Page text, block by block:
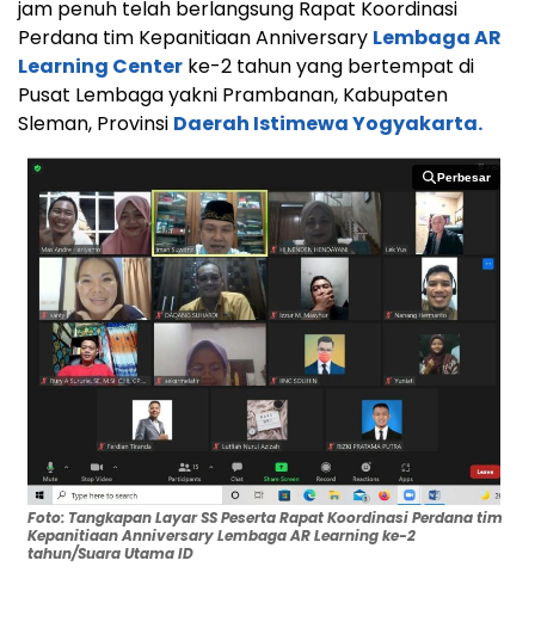
jam penuh telah berlangsung Rapat Koordinasi
Perdana tim Kepanitiaan Anniversary Lembaga AR
Learning Center ke-2 tahun yang bertempat di
Pusat Lembaga yakni Prambanan, Kabupaten
Sleman, Provinsi Daerah Istimewa Yogyakarta.
Perbesar
Perbesar
Foto: Tangkapan Layar SS Peserta Rapat Koordinasi Perdana tim
Kepanitiaan Anniversary Lembaga AR Learning ke-2
tahun/Suara Utama ID